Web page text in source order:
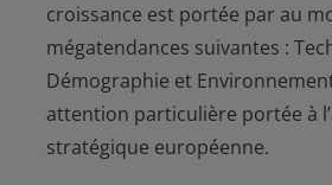
croissance est portée par au
mégatendances suivantes :
Démographie et
attention particulière portée à
stratégique européenne.